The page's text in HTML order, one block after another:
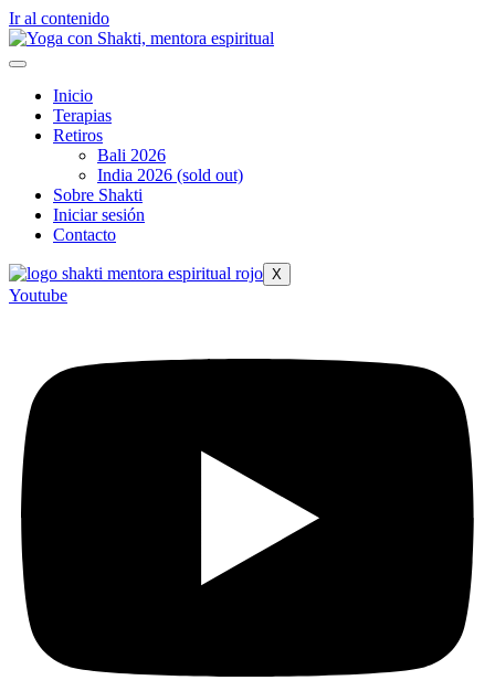
Ir al contenido
Inicio
Terapias
Retiros
Bali 2026
India 2026 (sold out)
Sobre Shakti
Iniciar sesión
Contacto
X
Youtube